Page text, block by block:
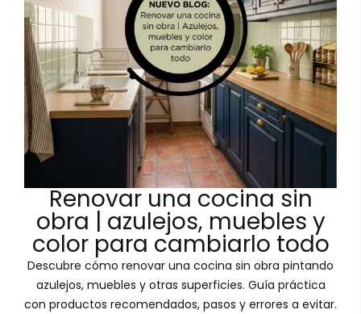
Renovar una cocina sin
obra | azulejos, muebles y
color para cambiarlo todo
Descubre cómo renovar una cocina sin obra pintando
azulejos, muebles y otras superficies. Guía práctica
con productos recomendados, pasos y errores a evitar.